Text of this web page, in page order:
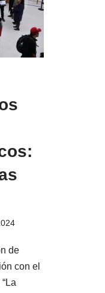
de
con el